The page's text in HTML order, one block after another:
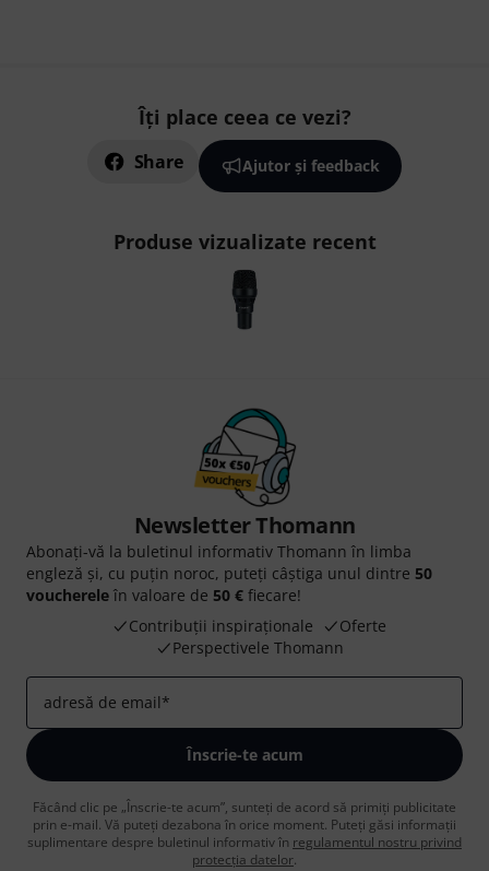
Îți place ceea ce vezi?
Share Ajutor și feedback
Produse vizualizate recent
Newsletter Thomann
Abonați-vă la buletinul informativ Thomann în limba
engleză și, cu puțin noroc, puteți câștiga unul dintre 50
voucherele în valoare de 50 € fiecare!
Contribuții inspiraționale
Oferte
Perspectivele Thomann
adresă de email*
Înscrie-te acum
Făcând clic pe „Înscrie-te acum”, sunteți de acord să primiți publicitate
prin e-mail. Vă puteți dezabona în orice moment. Puteți găsi informații
suplimentare despre buletinul informativ în regulamentul nostru privind
protecția datelor.